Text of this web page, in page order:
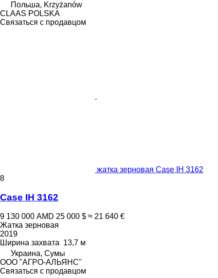
Польша, Krzyżanów
CLAAS POLSKA
Связаться с продавцом
жатка зерновая Case IH 3162
8
Case IH 3162
9 130 000 AMD 25 000 $ ≈ 21 640 €
Жатка зерновая
2019
Ширина захвата 13,7 м
Украина, Сумы
ООО "АГРО-АЛЬЯНС"
Связаться с продавцом